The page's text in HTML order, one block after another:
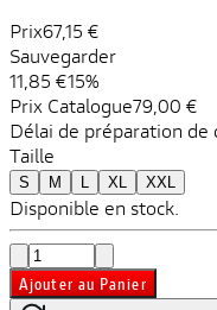
Prix67,15 €
Sauvegarder
11,85 €15%
Prix ​​Catalogue79,00 €
Délai de préparation de
Taille
S M XL XXL
Disponible en stock.
Ajouter au Panier